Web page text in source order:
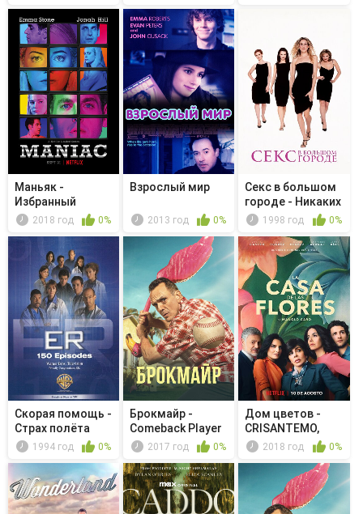
Маньяк -
Избранный
2018 год 0%
Взрослый мир
2013 год 0%
Секс в большом
городе - Никаких
если,...
1998 год 0%
Скорая помощь -
Страх полёта
1994 год 0%
Брокмайр -
Comeback Player
of the Year
2017 год 0%
Дом цветов -
CRISANTEMO,
(Símb. dolor)
2018 год 0%